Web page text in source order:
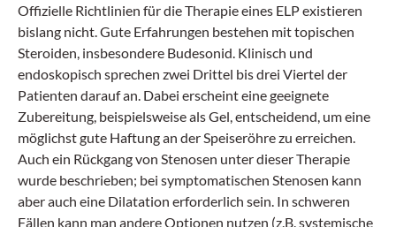
Offizielle Richtlinien für die Therapie eines ELP existieren
bislang nicht. Gute Erfahrungen bestehen mit topischen
Steroiden, insbesondere Budesonid. Klinisch und
endoskopisch sprechen zwei Drittel bis drei Viertel der
Patienten darauf an. Dabei erscheint eine geeignete
Zubereitung, beispielsweise als Gel, entscheidend, um eine
möglichst gute Haftung an der Speiseröhre zu erreichen.
Auch ein Rückgang von Stenosen unter dieser Therapie
wurde beschrieben; bei symptomatischen Stenosen kann
aber auch eine Dilatation erforderlich sein. In schweren
Fällen kann man andere Optionen nutzen (z.B. systemische